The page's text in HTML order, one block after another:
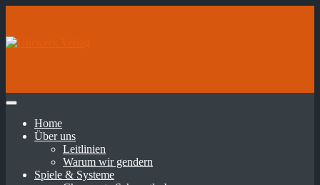
Home
Über uns
Leitlinien
Warum wir gendern
Spiele & Systeme